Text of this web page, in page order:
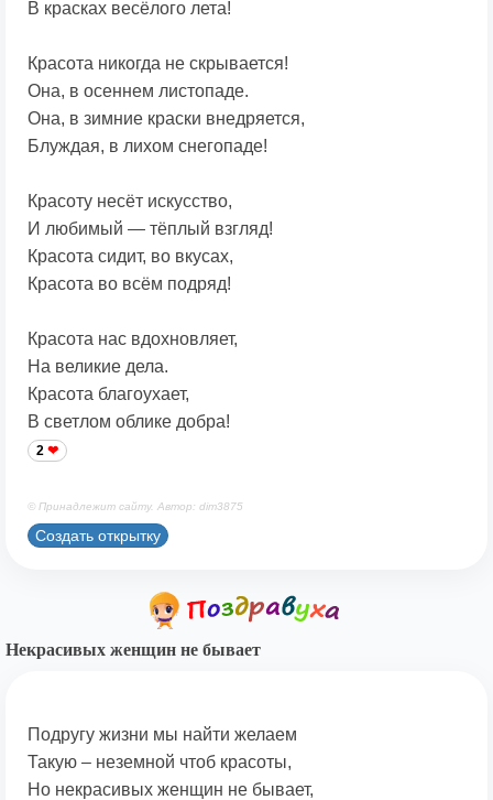
В красках весёлого лета!
Красота никогда не скрывается!
Она, в осеннем листопаде.
Она, в зимние краски внедряется,
Блуждая, в лихом снегопаде!
Красоту несёт искусство,
И любимый — тёплый взгляд!
Красота сидит, во вкусах,
Красота во всём подряд!
Красота нас вдохновляет,
На великие дела.
Красота благоухает,
В светлом облике добра!
2
© Принадлежит сайту. Автор: dim3875
Создать открытку
Некрасивых женщин не бывает
Подругу жизни мы найти желаем
Такую – неземной чтоб красоты,
Но некрасивых женщин не бывает,